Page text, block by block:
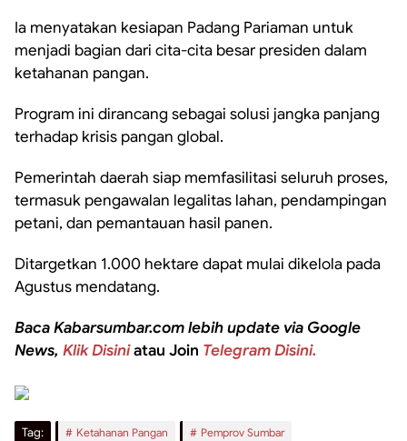
Ia menyatakan kesiapan Padang Pariaman untuk
menjadi bagian dari cita-cita besar presiden dalam
ketahanan pangan.
Program ini dirancang sebagai solusi jangka panjang
terhadap krisis pangan global.
Pemerintah daerah siap memfasilitasi seluruh proses,
termasuk pengawalan legalitas lahan, pendampingan
petani, dan pemantauan hasil panen.
Ditargetkan 1.000 hektare dapat mulai dikelola pada
Agustus mendatang.
Baca Kabarsumbar.com lebih update via Google
News, Klik Disiniatau Join Telegram Disini.
Tag: Ketahanan Pangan
Pemprov Sumbar